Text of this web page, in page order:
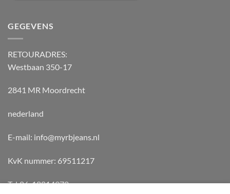
GEGEVENS
RETOURADRES:
Westbaan 350-17
2841 MR Moordrecht
nederland
E-mail: info@myrbjeans.nl
KvK nummer: 69511217
Tel:06-18814970